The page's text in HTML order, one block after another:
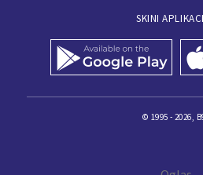
SKINI
© 1995 - 2026,